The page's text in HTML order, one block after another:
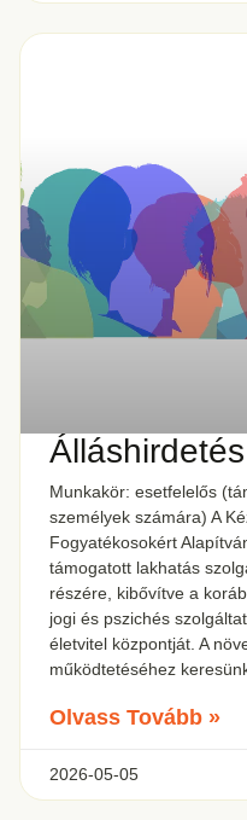
Álláshirdetés
Munkakör: esetfelelős
személyek számára) A
Fogyatékosokért
támogatott lakhatás
részére, kibővítve a
jogi és pszichés
életvitel központját. A
működtetéséhez
Olvass Tovább »
2026-05-05